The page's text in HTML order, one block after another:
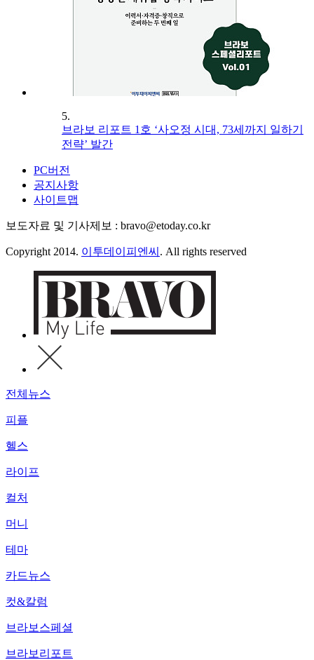
5.
브라보 리포트 1호 ‘사오정 시대, 73세까지 일하기
전략’ 발간
PC버전
공지사항
사이트맵
보도자료 및 기사제보 : bravo@etoday.co.kr
Copyright 2014. 이투데이피엔씨 . All rights reserved
전체뉴스
피플
헬스
라이프
컬처
머니
테마
카드뉴스
컷&칼럼
브라보스페셜
브라보리포트